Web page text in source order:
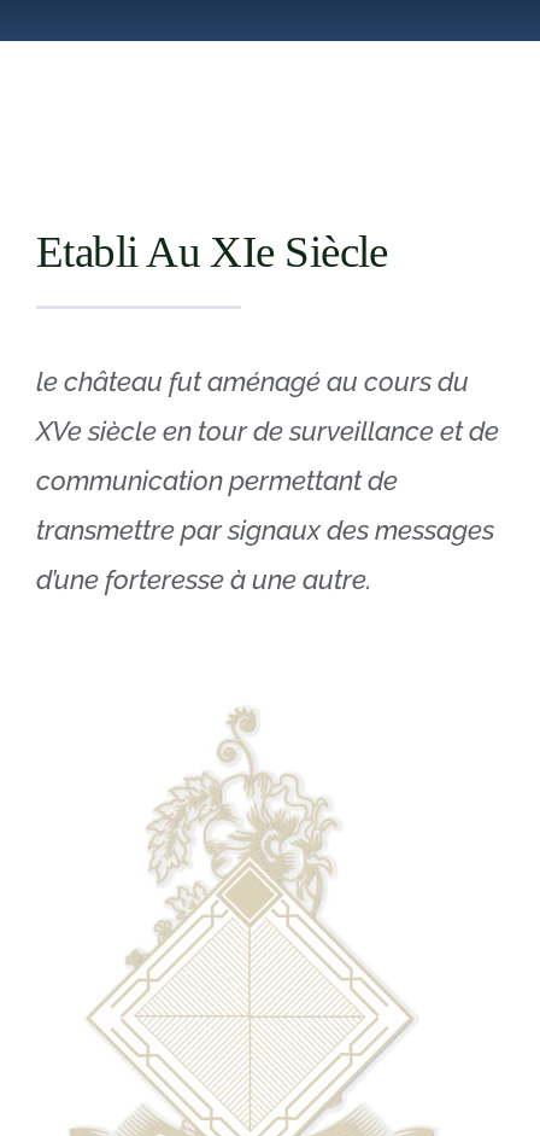
Etabli Au XIe Siècle
le château fut aménagé au cours du
XVe siècle en tour de surveillance et de
communication permettant de
transmettre par signaux des messages
d’une forteresse à une autre.